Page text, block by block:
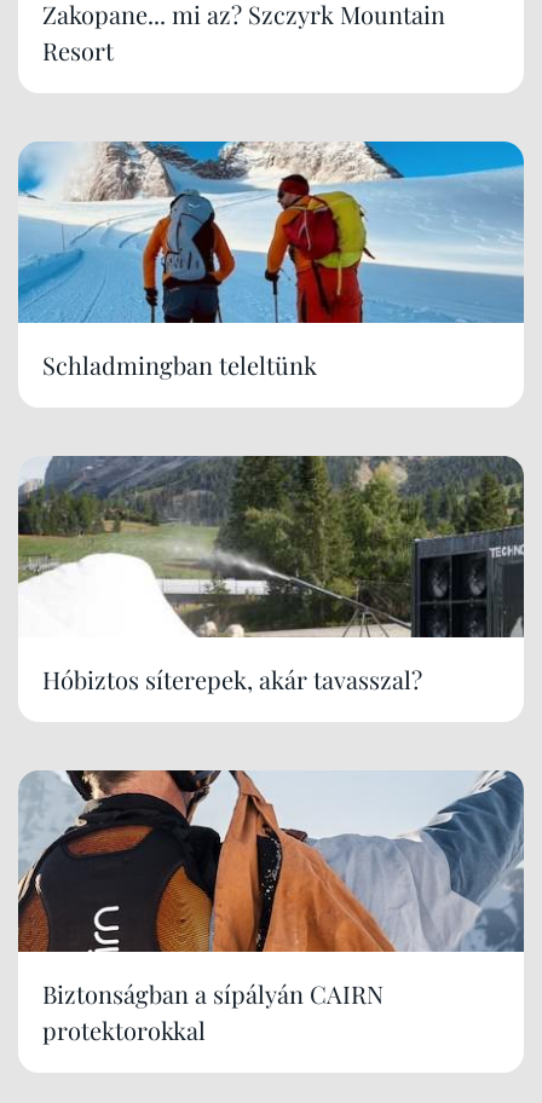
Zakopane... mi az? Szczyrk Mountain
Resort
Schladmingban teleltünk
Hóbiztos síterepek, akár tavasszal?
Biztonságban a sípályán CAIRN
protektorokkal